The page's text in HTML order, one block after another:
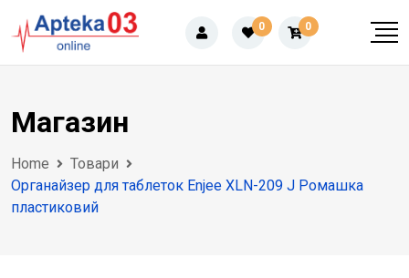
to
content
0 0
Магазин
Home
Товари
Органайзер для таблеток Enjee XLN-209 J Ромашка
пластиковий